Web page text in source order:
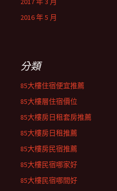
2016 年 5 月
分類
85大樓住宿便宜推薦
85大樓層住宿價位
85大樓房日租套房推薦
85大樓房日租推薦
85大樓房民宿推薦
85大樓民宿哪家好
85大樓民宿哪間好